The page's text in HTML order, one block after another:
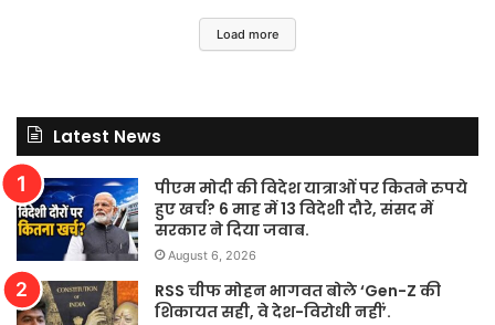
Load more
Latest News
पीएम मोदी की विदेश यात्राओं पर कितने रुपये
हुए खर्च? 6 माह में 13 विदेशी दौरे, संसद में
सरकार ने दिया जवाब.
August 6, 2026
RSS चीफ मोहन भागवत बोले ‘Gen-Z की
शिकायत सही, वे देश-विरोधी नहीं’.